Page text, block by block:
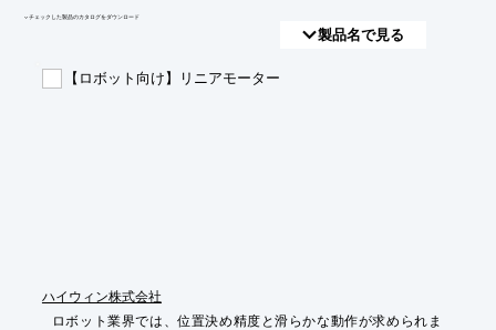
​▼チェックした製品のカタログをダウンロード
製品名で見る
【ロボット向け】リニアモーター
ハイウィン株式会社
ロボット業界では、位置決め精度と滑らかな動作が求められま